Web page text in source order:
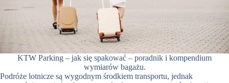
KTW Parking – jak się spakować – poradnik i kompendium
wymiarów bagażu.
Podróże lotnicze są wygodnym środkiem transportu, jednak